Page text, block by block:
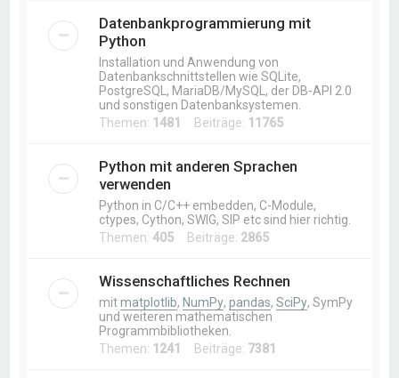
Datenbankprogrammierung mit
Python
Installation und Anwendung von
Datenbankschnittstellen wie SQLite,
PostgreSQL, MariaDB/MySQL, der DB-API 2.0
und sonstigen Datenbanksystemen.
Themen: 1481 Beiträge: 11765
Python mit anderen Sprachen
verwenden
Python in C/C++ embedden, C-Module,
ctypes, Cython, SWIG, SIP etc sind hier richtig.
Themen:405 Beiträge: 2865
Wissenschaftliches Rechnen
mitmatplotlib, NumPy,pandas,SciPy, SymPy
und weiteren mathematischen
Programmbibliotheken.
Themen: 1241 Beiträge: 7381